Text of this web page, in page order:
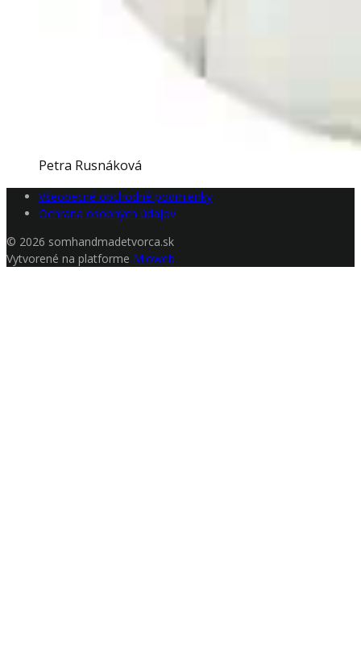
Petra Rusnáková
Všeobecné obchodné podmienky
Ochrana osobných údajov
© 2026 somhandmadetvorca.sk
Vytvorené na platforme Mioweb